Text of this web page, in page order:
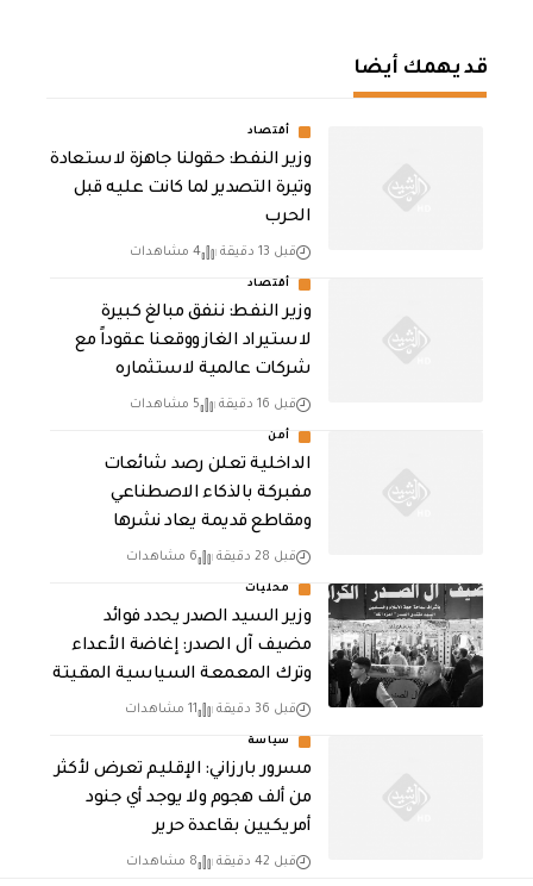
قد يهمك أيضا
أقتصاد
وزير النفط: حقولنا جاهزة لاستعادة
وتيرة التصدير لما كانت عليه قبل
الحرب
قبل 13 دقيقة 4 مشاهدات
أقتصاد
وزير النفط: ننفق مبالغ كبيرة
لاستيراد الغاز ووقعنا عقوداً مع
شركات عالمية لاستثماره
قبل 16 دقيقة 5 مشاهدات
أمن
الداخلية تعلن رصد شائعات
مفبركة بالذكاء الاصطناعي
ومقاطع قديمة يعاد نشرها
قبل 28 دقيقة 6 مشاهدات
محليات
وزير السيد الصدر يحدد فوائد
مضيف آل الصدر: إغاضة الأعداء
وترك المعمعة السياسية المقيتة
قبل 36 دقيقة 11 مشاهدات
سياسة
مسرور بارزاني: الإقليم تعرض لأكثر
من ألف هجوم ولا يوجد أي جنود
أمريكيين بقاعدة حرير
قبل 42 دقيقة 8 مشاهدات